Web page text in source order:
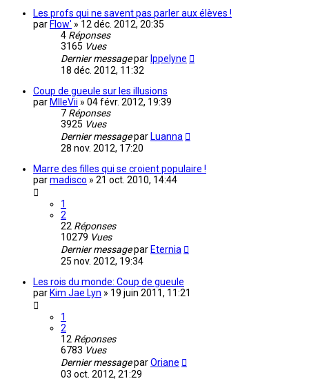
Les profs qui ne savent pas parler aux élèves !
par Flow' » 12 déc. 2012, 20:35
4 Réponses
3165 Vues
Dernier messagepar Ippelyne
18 déc. 2012, 11:32
Coup de gueule sur les illusions
par MlleVii » 04 févr. 2012, 19:39
7 Réponses
3925 Vues
Dernier messagepar Luanna
28 nov. 2012, 17:20
Marre des filles qui se croient populaire !
parmadisco » 21 oct. 2010, 14:44
1
2
22 Réponses
10279 Vues
Dernier messagepar Eternia
25 nov. 2012, 19:34
Les rois du monde: Coup de gueule
par Kim Jae Lyn » 19 juin 2011, 11:21
1
2
12 Réponses
6783 Vues
Dernier messageparOriane
03 oct. 2012, 21:29